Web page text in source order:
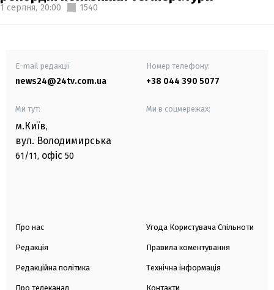
1 серпня, 20:00 1540
E-mail редакції
news24@24tv.com.ua
Номер телефону:
+38 044 390 5077
Ми тут:
м.Київ,
вул. Володимирська
61/11, офіс 50
Ми в соцмережах:
Про нас
Редакція
Редакційна політика
Про телеканал
Угода Користувача Спільноти
Правила коментування
Технічна інформація
Контакти